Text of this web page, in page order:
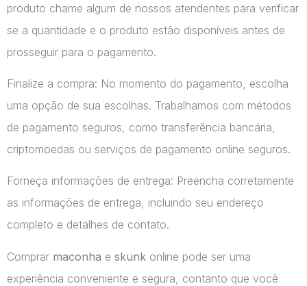
produto chame algum de nossos atendentes para verificar
se a quantidade e o produto estão disponíveis antes de
prosseguir para o pagamento.
Finalize a compra: No momento do pagamento, escolha
uma opção de sua escolhas. Trabalhamos com métodos
de pagamento seguros, como transferência bancária,
criptomoedas ou serviços de pagamento online seguros.
Forneça informações de entrega: Preencha corretamente
as informações de entrega, incluindo seu endereço
completo e detalhes de contato.
Comprar maconha e skunk online pode ser uma
experiência conveniente e segura, contanto que você